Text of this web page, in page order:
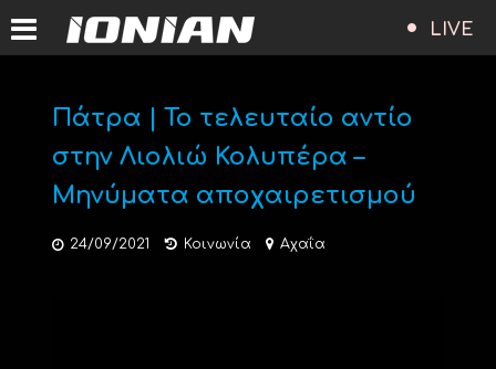
LIVE
Πάτρα | Το τελευταίο αντίο
στην Λιολιώ Κολυπέρα –
Μηνύματα αποχαιρετισμού
24/09/2021 Κοινωνία Αχαΐα